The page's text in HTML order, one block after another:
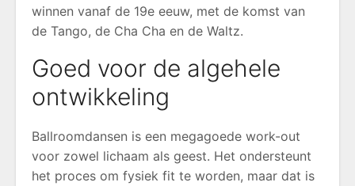
winnen vanaf de 19e eeuw, met de komst van
de Tango, de Cha Cha en de Waltz.
Goed voor de algehele
ontwikkeling
Ballroomdansen is een megagoede work-out
voor zowel lichaam als geest. Het ondersteunt
het proces om fysiek fit te worden, maar dat is